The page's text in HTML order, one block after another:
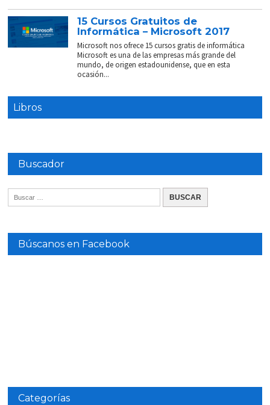
15 Cursos Gratuitos de
Informática – Microsoft 2017
Microsoft nos ofrece 15 cursos gratis de informática
Microsoft es una de las empresas más grande del
mundo, de origen estadounidense, que en esta
ocasión...
Libros
Buscador
Búscanos en Facebook
Categorías